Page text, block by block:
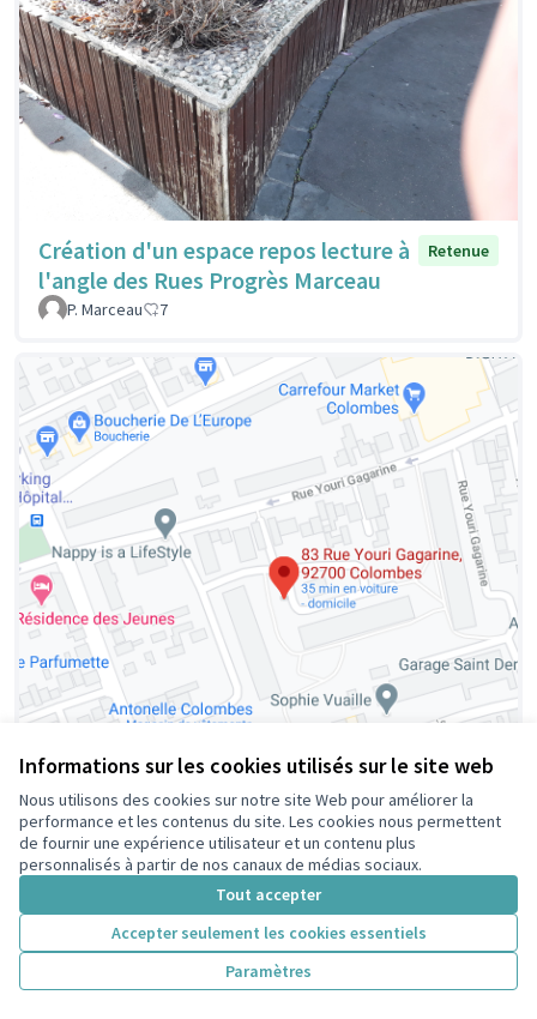
Informations sur les cookies utilisés sur le site web
Nous utilisons des cookies sur notre site Web pour améliorer la
performance et les contenus du site. Les cookies nous permettent
de fournir une expérience utilisateur et un contenu plus
personnalisés à partir de nos canaux de médias sociaux.
Tout accepter
Accepter seulement les cookies essentiels
Paramètres
Création d'un espace repos lecture à
l'angle des Rues Progrès Marceau
Retenue
P. Marceau 7
Terrain de foot Youri Gagarine
Retenue
Belghitri
5